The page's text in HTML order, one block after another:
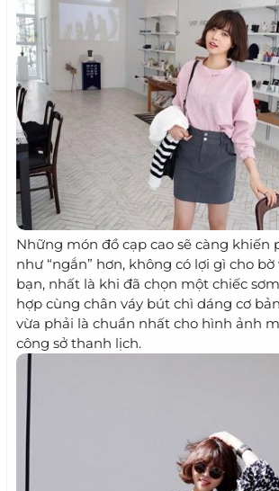
Những món đồ cạp cao sẽ càng khiến
như “ngắn” hơn, không có lợi gì cho
bạn, nhất là khi đã chọn một chiếc
hợp cùng chân váy bút chì dáng cơ
vừa phải là chuẩn nhất cho hình ảnh
công sở thanh lịch.